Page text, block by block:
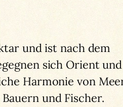
und ist nach dem
sich Orient und
Harmonie von
und Fischer.